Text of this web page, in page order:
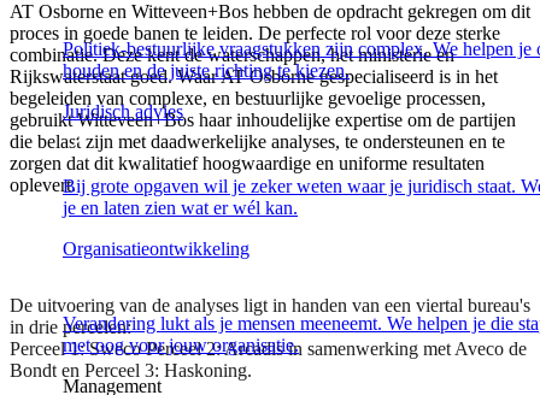
Politiek-bestuurlijke vraagstukken zijn complex. We helpen je
houden en de juiste richting te kiezen.
Juridisch advies
Bij grote opgaven wil je zeker weten waar je juridisch staat.
je en laten zien wat er wél kan.
Organisatieontwikkeling
Verandering lukt als je mensen meeneemt. We helpen je die
met oog voor jouw organisatie.
Management
AT Osborne en Witteveen+Bos hebben de opdracht gekregen om dit
proces in goede banen te leiden. De perfecte rol voor deze sterke
combinatie. Deze kent de waterschappen, het ministerie en
Rijkswaterstaat goed. Waar AT Osborne gespecialiseerd is in het
begeleiden van complexe, en bestuurlijke gevoelige processen,
gebruikt Witteveen+Bos haar inhoudelijke expertise om de partijen
die belast zijn met daadwerkelijke analyses, te ondersteunen en te
zorgen dat dit kwalitatief hoogwaardige en uniforme resultaten
oplevert.
De uitvoering van de analyses ligt in handen van een viertal bureau's
in drie percelen:
Perceel 1:SwecoPerceel 2:Arcadis in samenwerking met Aveco de
Bondt en Perceel 3: Haskoning.